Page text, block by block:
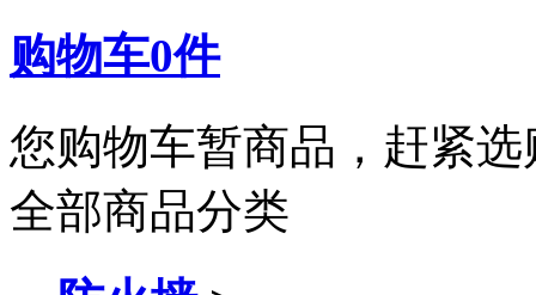
购物车0件
您购物车暂商品，赶紧选
全部商品分类